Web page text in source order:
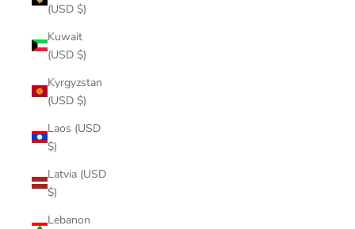
(USD $)
Kuwait
(USD $)
Kyrgyzstan
(USD $)
Laos (USD
$)
Latvia (USD
$)
Lebanon